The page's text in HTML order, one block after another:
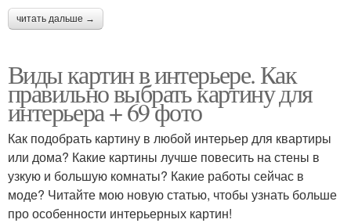
читать дальше →
Виды картин в интерьере. Как
правильно выбрать картину для
интерьера + 69 фото
Как подобрать картину в любой интерьер для квартиры
или дома? Какие картины лучше повесить на стены в
узкую и большую комнаты? Какие работы сейчас в
моде? Читайте мою новую статью, чтобы узнать больше
про особенности интерьерных картин!